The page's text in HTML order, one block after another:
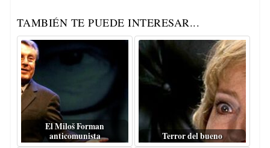
TAMBIÉN TE PUEDE INTERESAR...
El Miloš Forman
anticomunista
Terror del bueno